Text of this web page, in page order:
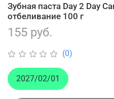
(0)
Зубная паста Day 2 Day
отбеливание 100 г
155 руб.
2027/02/01